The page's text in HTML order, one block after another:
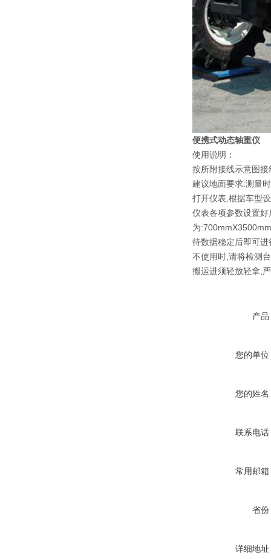
便携式动态轴重仪
使用说明：
按所附接线示意图
建议地面要求:测量
打开仪表,根据车型
仪表各项参数设置
为
待数据稳定后即可
不使用时,请将检测
搬运进须轻放轻拿,
产品
您的单位
您的姓名
联系电话
常用邮箱
省份
详细地址